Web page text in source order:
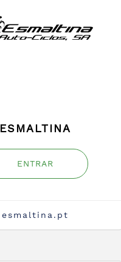
ESMALTINA
ENTRAR
esmaltina.pt